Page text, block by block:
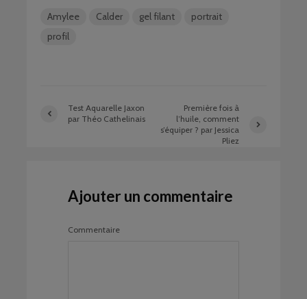
Amylee Calder gel filant
portrait
profil
Test Aquarelle Jaxon
par Théo Cathelinais
Première fois à
l’huile, comment
s’équiper ? par Jessica
Pliez
Ajouter un commentaire
Commentaire